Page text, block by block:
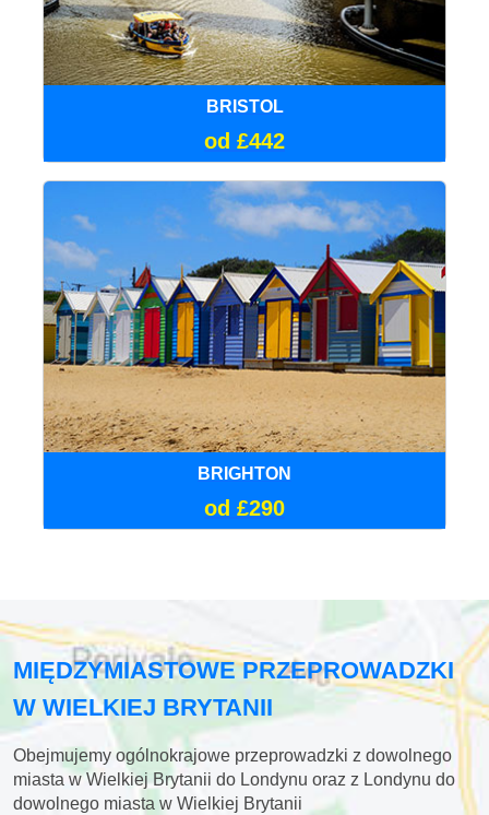
BRISTOL
od £442
BRIGHTON
od £290
MIĘDZYMIASTOWE PRZEPROWADZKI
W WIELKIEJ BRYTANII
Obejmujemy ogólnokrajowe przeprowadzki z dowolnego
miasta w Wielkiej Brytanii do Londynu oraz z Londynu do
dowolnego miasta w Wielkiej Brytanii